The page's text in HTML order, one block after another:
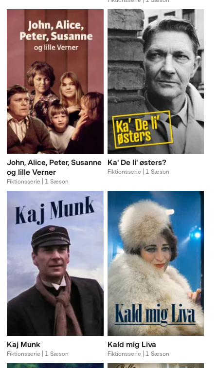
John, Alice, Peter, Susanne
og lille Verner
Fiktionsserie | 1 Sæson
Ka' De li' østers?
Fiktionsserie | 1 Sæson
Kaj Munk
Fiktionsserie | 1 Sæson
Kald mig Liva
Fiktionsserie | 1 Sæson